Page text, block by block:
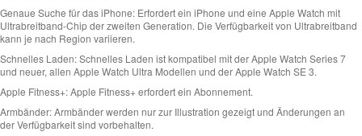
Genaue Suche für das iPhone:Erfordert ein iPhone und eine Apple Watch mit
Ultrabreitband-Chip der zweiten Generation. Die Verfügbarkeit von Ultrabreitband
kann je nach Region variieren.
Schnelles Laden:Schnelles Laden ist kompatibel mit der Apple Watch Series 7
und neuer, allen Apple Watch Ultra Modellen und der Apple Watch SE 3.
Apple Fitness+:Apple Fitness+ erfordert ein Abonnement.
Armbänder:Armbänder werden nur zur Illustration gezeigt und Änderungen an
der Verfügbarkeit sind vorbehalten.